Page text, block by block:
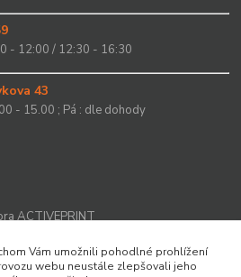
- 12:00 / 12:30 - 16:30
43
- 15.00 ; Pá : dle dohody
ACTIVEPRINT
Vám umožnili pohodlné prohlížení
webu neustále zlepšovali jeho